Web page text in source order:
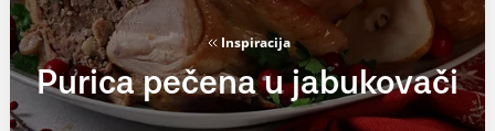
Inspiracija
Purica pečena u jabukovači